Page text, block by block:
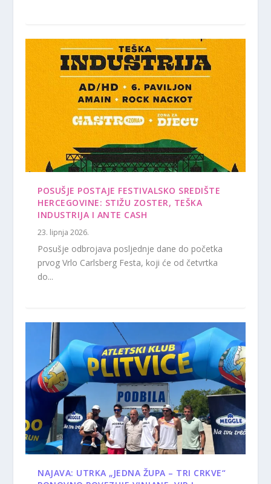
POSUŠJE POSTAJE FESTIVALSKO SREDIŠTE
HERCEGOVINE: STIŽU ZOSTER, TEŠKA
INDUSTRIJA I ANTE CASH
23. lipnja 2026.
Posušje odbrojava posljednje dane do početka
prvog Vrlo Carlsberg Festa, koji će od četvrtka
do...
NAJAVA: UTRKA „JEDNA ŽUPA – TRI CRKVE“